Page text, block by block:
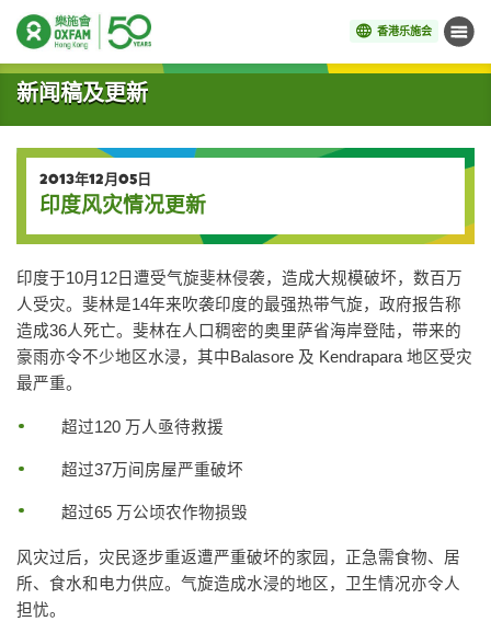
香港乐施会 菜单
开始主要内容
新闻稿及更新
2013年12月05日
印度风灾情况更新
印度于10月12日遭受气旋斐林侵袭，造成大规模破坏，数百万
人受灾。斐林是14年来吹袭印度的最强热带气旋，政府报告称
造成36人死亡。斐林在人口稠密的奥里萨省海岸登陆，带来的
豪雨亦令不少地区水浸，其中Balasore 及 Kendrapara 地区受灾
最严重。
超过120 万人亟待救援
超过37万间房屋严重破坏
超过65 万公顷农作物损毁
风灾过后，灾民逐步重返遭严重破坏的家园，正急需食物、居
所、食水和电力供应。气旋造成水浸的地区，卫生情况亦令人
担忧。